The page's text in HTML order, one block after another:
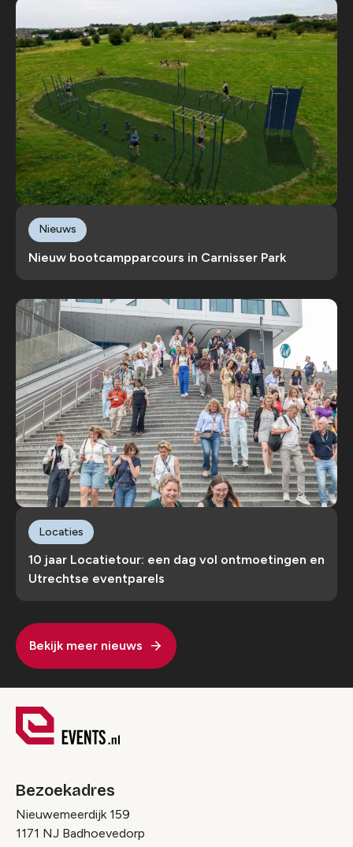
Nieuw bootcampparcours in Carnisser Park
Nieuws
10 jaar Locatietour: een dag vol ontmoetingen en
Utrechtse eventparels
Locaties
Bekijk meer nieuws
Bezoekadres
Nieuwemeerdijk 159
1171 NJ Badhoevedorp